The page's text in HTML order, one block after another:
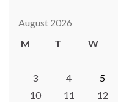
August 2026
M
T W
3
4 5
10
11 12